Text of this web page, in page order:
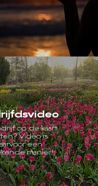
op de kaart
Video is
een
manier!